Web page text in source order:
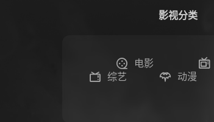
影视分类
电影
综艺
动漫